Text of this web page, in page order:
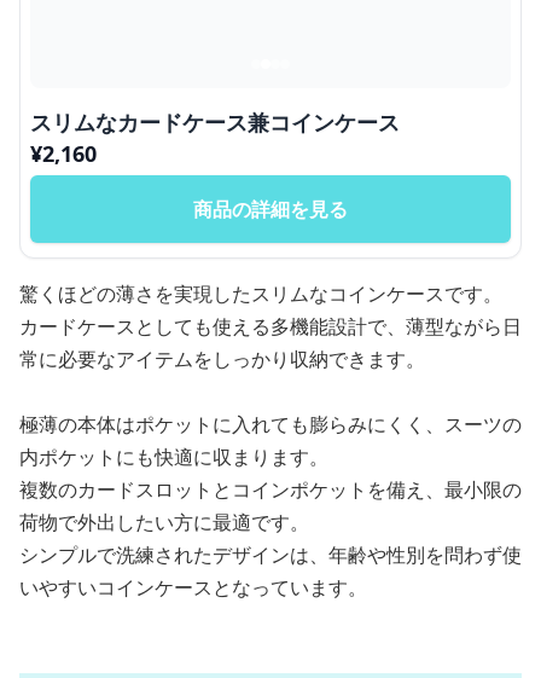
スリムなカードケース兼コインケース
¥2,160
商品の詳細を見る
驚くほどの薄さを実現したスリムなコインケースです。
カードケースとしても使える多機能設計で、薄型ながら日
常に必要なアイテムをしっかり収納できます。
極薄の本体はポケットに入れても膨らみにくく、スーツの
内ポケットにも快適に収まります。
複数のカードスロットとコインポケットを備え、最小限の
荷物で外出したい方に最適です。
シンプルで洗練されたデザインは、年齢や性別を問わず使
いやすいコインケースとなっています。